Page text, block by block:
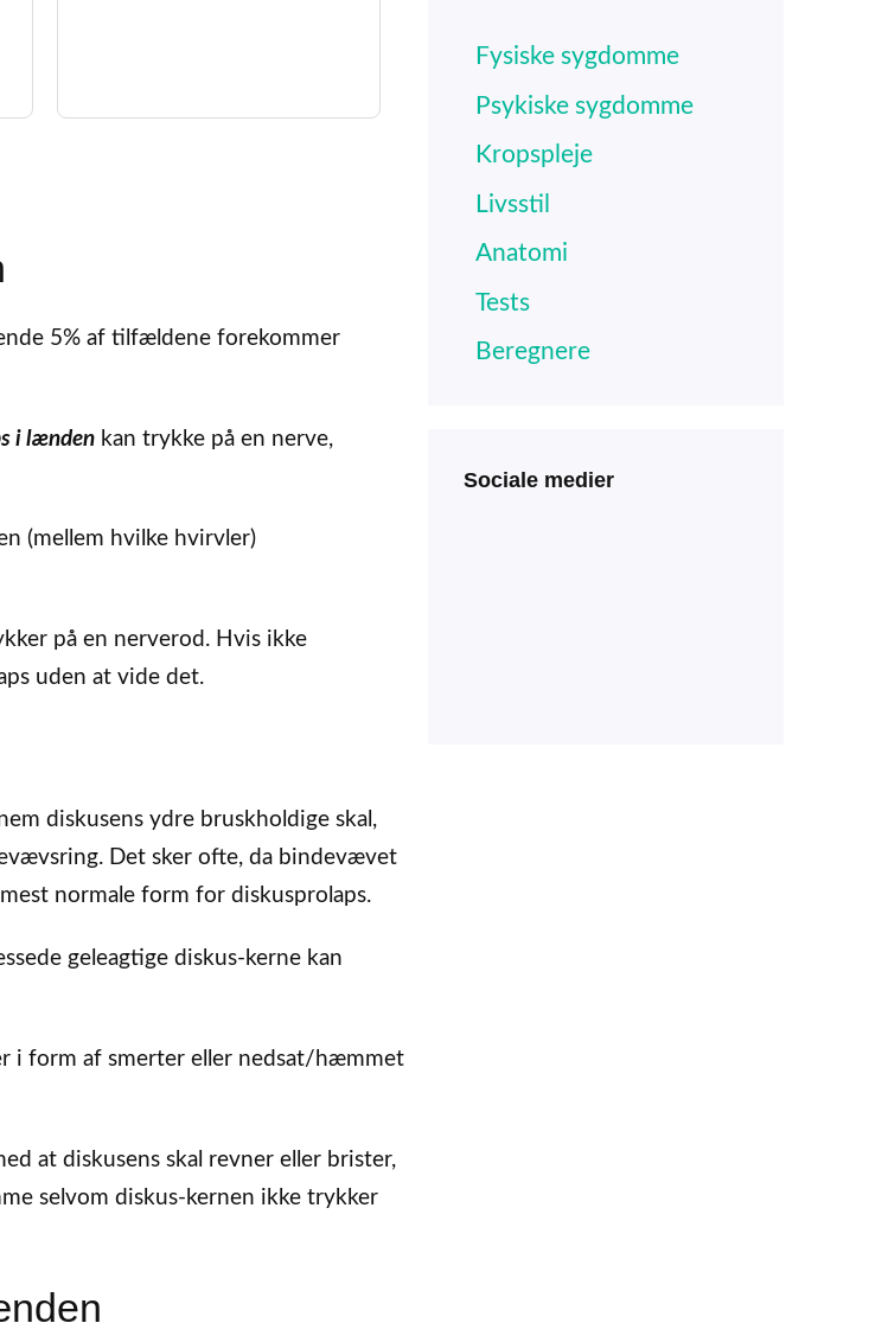
5% af tilfældene forekommer
i lænden kan trykke på en nerve,
(mellem hvilke hvirvler)
på en nerverod. Hvis ikke
uden at vide det.
diskusens ydre bruskholdige skal,
Det sker ofte, da bindevævet
normale form for diskusprolaps.
geleagtige diskus-kerne kan
i form af smerter eller nedsat/hæmmet
at diskusens skal revner eller brister,
selvom diskus-kernen ikke trykker
Fysiske sygdomme
Psykiske sygdomme
Kropspleje
Livsstil
Anatomi
Tests
Beregnere
Sociale medier